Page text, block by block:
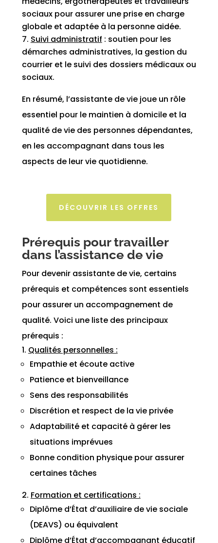
sociaux pour assurer une prise en charge
globale et adaptée à la personne aidée.
Suivi administratif : soutien pour les
démarches administratives, la gestion du
courrier et le suivi des dossiers médicaux ou
sociaux.
En résumé, l’assistante de vie joue un rôle
essentiel pour le maintien à domicile et la
qualité de vie des personnes dépendantes,
en les accompagnant dans tous les
aspects de leur vie quotidienne.
DÉCOUVRIR LES OFFRES
Prérequis pour travailler
dans l’assistance de vie
Pour devenir assistante de vie, certains
prérequis et compétences sont essentiels
pour assurer un accompagnement de
qualité. Voici une liste des principaux
prérequis :
Qualités personnelles :
Empathie et écoute active
Patience et bienveillance
Sens des responsabilités
Discrétion et respect de la vie privée
Adaptabilité et capacité à gérer les
situations imprévues
Bonne condition physique pour assurer
certaines tâches
Formation et certifications :
Diplôme d’État d’auxiliaire de vie sociale
(DEAVS) ou équivalent
Diplôme d’État d’accompagnant éducatif